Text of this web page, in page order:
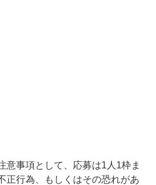
事項として、応募は1人1枠ま
正行為、もしくはその恐れがあ